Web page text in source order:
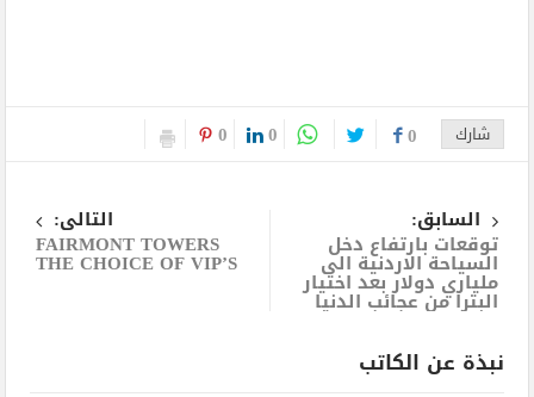
شارك 0
0
0
السابق:
توقعات بارتفاع دخل
السياحة الاردنية الى
ملياري دولار بعد اختيار
البترا من عجائب الدنيا
التالى:
FAIRMONT TOWERS
THE CHOICE OF VIP’S
نبذة عن الكاتب